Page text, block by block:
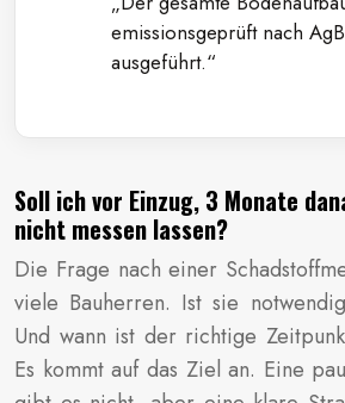
emissionsgeprüft nach
ausgeführt.“
Soll ich vor Einzug, 3 Monate
nicht messen lassen?
Die Frage nach einer
viele Bauherren. Ist sie
Und wann ist der richtige
Es kommt auf das Ziel an. Eine